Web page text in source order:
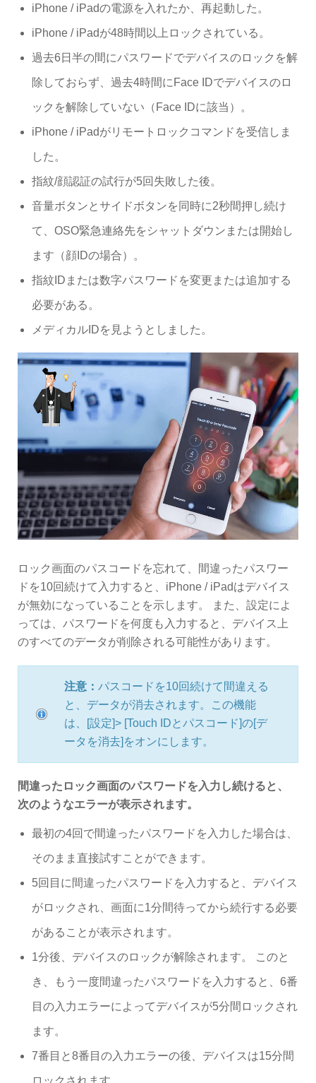
iPhone / iPadの電源を入れたか、再起動した。
iPhone / iPadが48時間以上ロックされている。
過去6日半の間にパスワードでデバイスのロックを解
除しておらず、過去4時間にFace IDでデバイスのロ
ックを解除していない（Face IDに該当）。
iPhone / iPadがリモートロックコマンドを受信しま
した。
指紋/顔認証の試行が5回失敗した後。
音量ボタンとサイドボタンを同時に2秒間押し続け
て、OSO緊急連絡先をシャットダウンまたは開始し
ます（顔IDの場合）。
指紋IDまたは数字パスワードを変更または追加する
必要がある。
メディカルIDを見ようとしました。
ロック画面のパスコードを忘れて、間違ったパスワー
ドを10回続けて入力すると、iPhone / iPadはデバイス
が無効になっていることを示します。 また、設定によ
っては、パスワードを何度も入力すると、デバイス上
のすべてのデータが削除される可能性があります。
注意： パスコードを10回続けて間違える
と、データが消去されます。この機能
は、[設定]> [Touch IDとパスコード]の[デ
ータを消去]をオンにします。
間違ったロック画面のパスワードを入力し続けると、
次のようなエラーが表示されます。
最初の4回で間違ったパスワードを入力した場合は、
そのまま直接試すことができます。
5回目に間違ったパスワードを入力すると、デバイス
がロックされ、画面に1分間待ってから続行する必要
があることが表示されます。
1分後、デバイスのロックが解除されます。 このと
き、もう一度間違ったパスワードを入力すると、6番
目の入力エラーによってデバイスが5分間ロックされ
ます。
7番目と8番目の入力エラーの後、デバイスは15分間
ロックされます。